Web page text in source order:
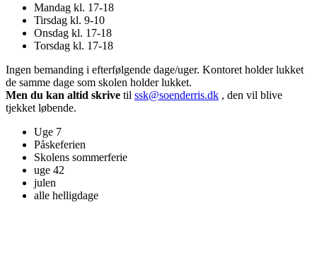
Mandag kl. 17-18
Tirsdag kl. 9-10
Onsdag kl. 17-18
Torsdag kl. 17-18
Ingen bemanding i efterfølgende dage/uger. Kontoret holder lukket
de samme dage som skolen holder lukket.
Men du kan altid skrive til ssk@soenderris.dk , den vil blive
tjekket løbende.
Uge 7
Påskeferien
Skolens sommerferie
uge 42
julen
alle helligdage